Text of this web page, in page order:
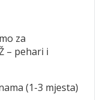
za
– pehari i
(1-3 mjesta)